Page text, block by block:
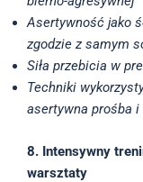
Asertywność jako
zgodzie z samym
Siła przebicia w
Techniki
asertywna prośba i
8. Intensywny
warsztaty